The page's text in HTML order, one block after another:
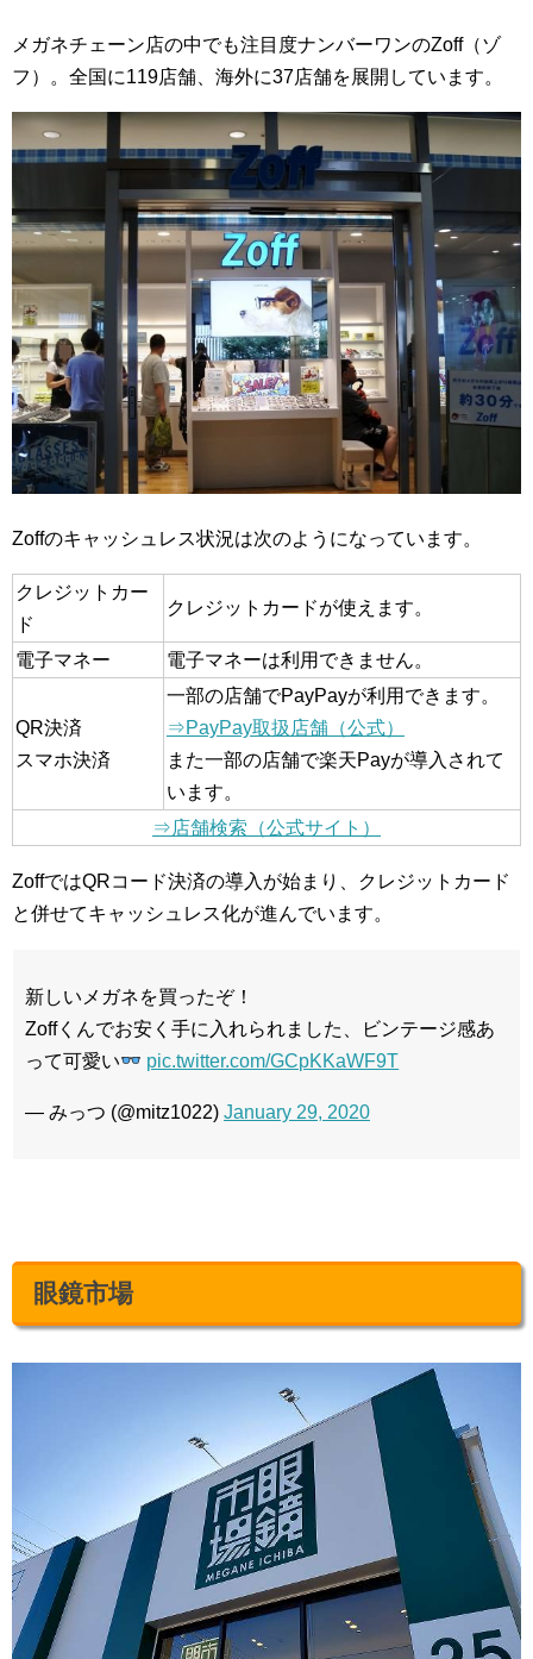
メガネチェーン店の中でも注目度ナンバーワンのZoff（ゾ
フ）。全国に119店舗、海外に37店舗を展開しています。
Zoffのキャッシュレス状況は次のようになっています。
クレジットカー
ド
クレジットカードが使えます。
電子マネー 電子マネーは利用できません。
QR決済
スマホ決済
一部の店舗でPayPayが利用できます。
⇒PayPay取扱店舗（公式）
また一部の店舗で楽天Payが導入されて
います。
⇒店舗検索（公式サイト）
ZoffではQRコード決済の導入が始まり、クレジットカード
と併せてキャッシュレス化が進んでいます。
新しいメガネを買ったぞ！
Zoffくんでお安く手に入れられました、ビンテージ感あ
って可愛い
pic.twitter.com/GCpKKaWF9T
— みっつ (@mitz1022) January 29, 2020
眼鏡市場